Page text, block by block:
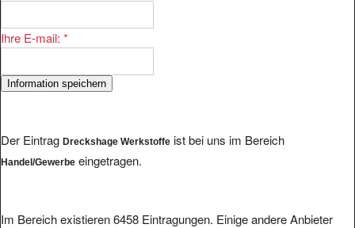
Ihre E-mail: *
Der Eintrag Dreckshage Werkstoffe ist bei uns im Bereich
Handel/Gewerbe eingetragen.
Im Bereich existieren 6458 Eintragungen. Einige andere Anbieter